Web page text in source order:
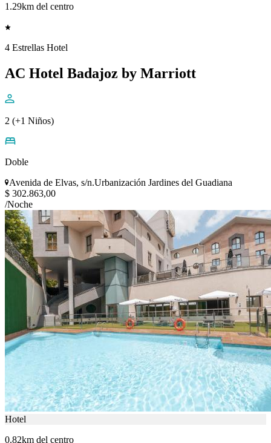
1.29km del centro
4 Estrellas Hotel
AC Hotel Badajoz by Marriott
2 (+1 Niños)
Doble
Avenida de Elvas, s/n.Urbanización Jardines del Guadiana
$ 302.863,00
/Noche
Hotel
0.82km del centro